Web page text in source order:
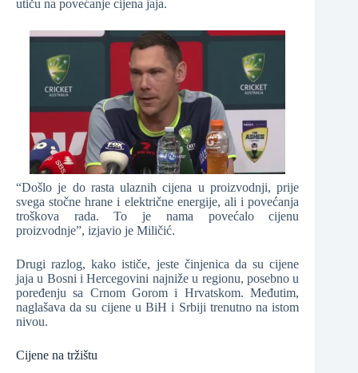
utiču na povećanje cijena jaja.
“Došlo je do rasta ulaznih cijena u proizvodnji, prije
svega stočne hrane i električne energije, ali i povećanja
troškova rada. To je nama povećalo cijenu
proizvodnje”, izjavio je Miličić.
Drugi razlog, kako ističe, jeste činjenica da su cijene
jaja u Bosni i Hercegovini najniže u regionu, posebno u
poređenju sa Crnom Gorom i Hrvatskom. Međutim,
naglašava da su cijene u BiH i Srbiji trenutno na istom
nivou.
Cijene na tržištu